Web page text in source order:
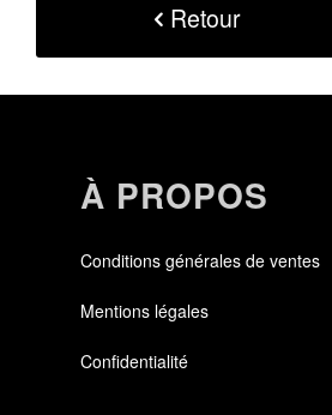
Retour
À PROPOS
Conditions générales de ventes
Mentions légales
Confidentialité